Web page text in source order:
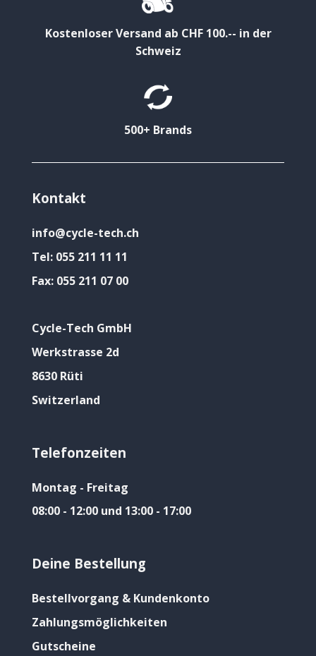
Kostenloser Versand ab CHF 100.-- in der
Schweiz
500+ Brands
Kontakt
info@cycle-tech.ch
Tel: 055 211 11 11
Fax: 055 211 07 00
Cycle-Tech GmbH
Werkstrasse 2d
8630 Rüti
Switzerland
Telefonzeiten
Montag - Freitag
08:00 - 12:00 und 13:00 - 17:00
Deine Bestellung
Bestellvorgang & Kundenkonto
Zahlungsmöglichkeiten
Gutscheine